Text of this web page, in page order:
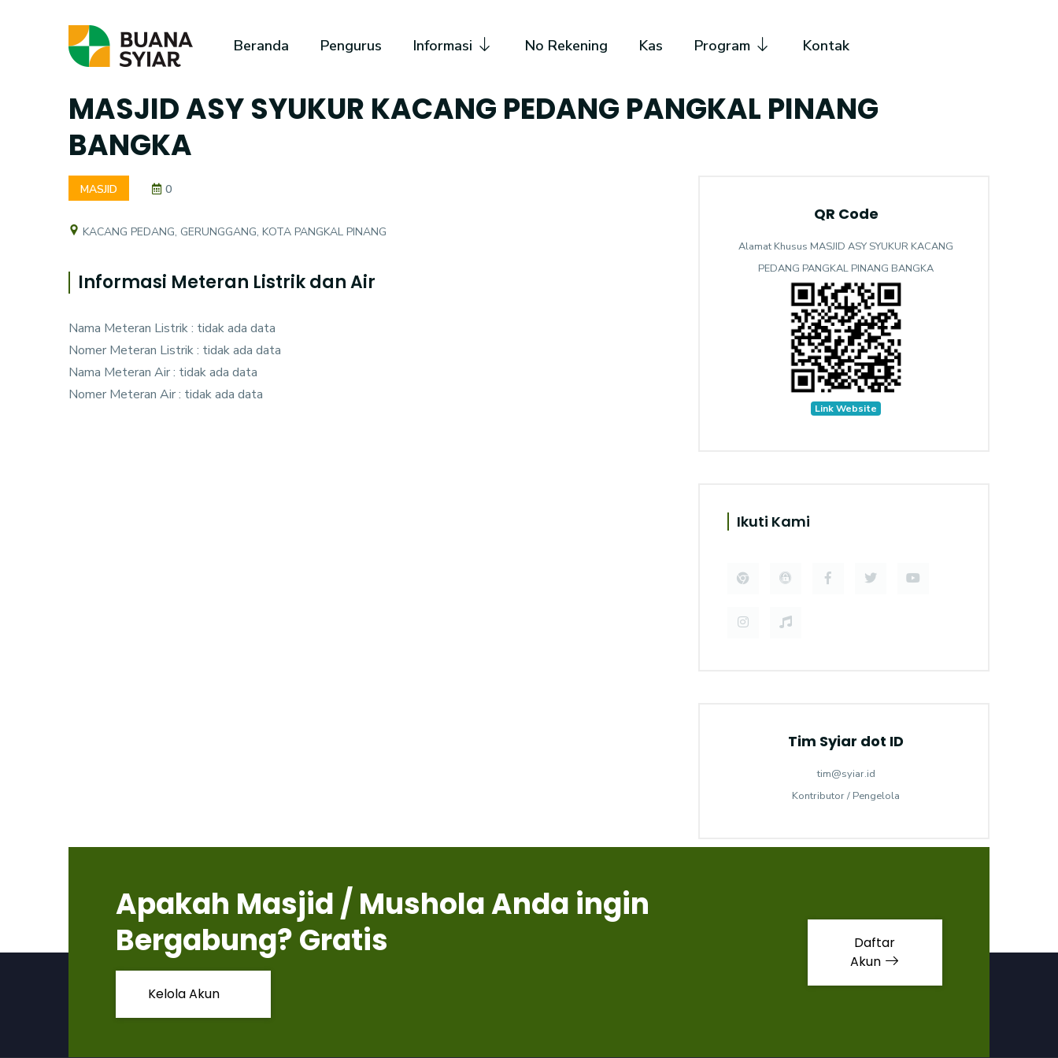
Beranda Pengurus Informasi No Rekening Kas Program Kontak
MASJID ASY SYUKUR KACANG PEDANG PANGKAL PINANG
BANGKA
MASJID 0
KACANG PEDANG, GERUNGGANG, KOTA PANGKAL PINANG
Informasi Meteran Listrik dan Air
Nama Meteran Listrik : tidak ada data
Nomer Meteran Listrik : tidak ada data
Nama Meteran Air : tidak ada data
Nomer Meteran Air : tidak ada data
QR Code
Alamat Khusus MASJID ASY SYUKUR KACANG
PEDANG PANGKAL PINANG BANGKA
Link Website
Ikuti Kami
Tim Syiar dot ID
tim@syiar.id
Kontributor / Pengelola
Apakah Masjid / Mushola Anda ingin
Bergabung? Gratis
Kelola Akun
Daftar
Akun